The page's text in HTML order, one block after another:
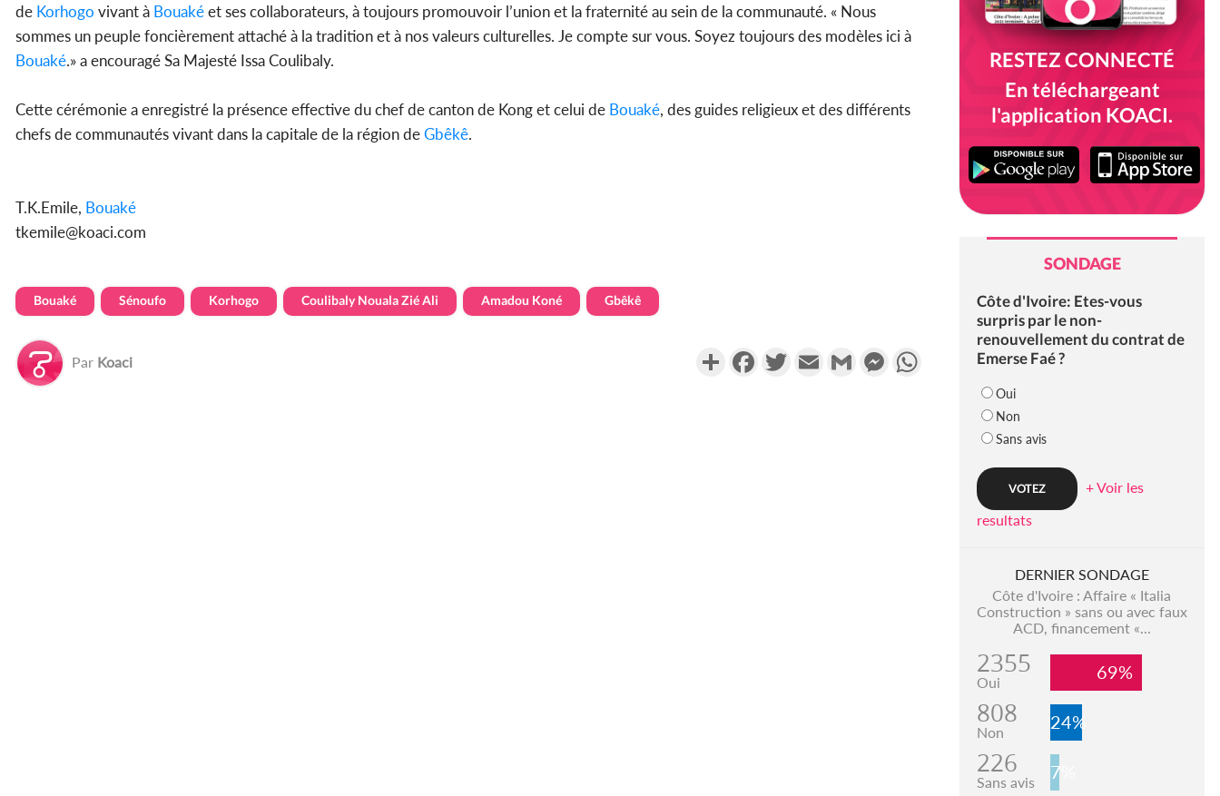
de Korhogo vivant à Bouakéet ses collaborateurs, à toujours promouvoir l’union et la fraternité au sein de la communauté. « Nous
sommes un peuple foncièrement attaché à la tradition et à nos valeurs culturelles. Je compte sur vous. Soyez toujours des modèles ici à
Bouaké.» a encouragé Sa Majesté Issa Coulibaly.
Cette cérémonie a enregistré la présence effective du chef de canton de Kong et celui de Bouaké, des guides religieux et des différents
chefs de communautés vivant dans la capitale de la région deGbêkê.
T.K.Emile, Bouaké
tkemile@koaci.com
Bouaké Sénoufo Korhogo Coulibaly Nouala Zié Ali Amadou Koné Gbêkê
Par Koaci PartagerFacebookTwitterEmail Gmail MessengerWhatsApp
RESTEZ CONNECTÉ
En téléchargeant
l'application KOACI.
SONDAGE
Côte d'Ivoire: Etes-vous
surpris par le non-
renouvellement du contrat de
Emerse Faé ?
Oui
Non
Sans avis
+ Voir les
resultats
DERNIER SONDAGE
Côte d'Ivoire : Affaire « Italia
Construction » sans ou avec faux
ACD, financement «...
2355
Oui 69%
808
Non 24%
226
Sans avis 7%